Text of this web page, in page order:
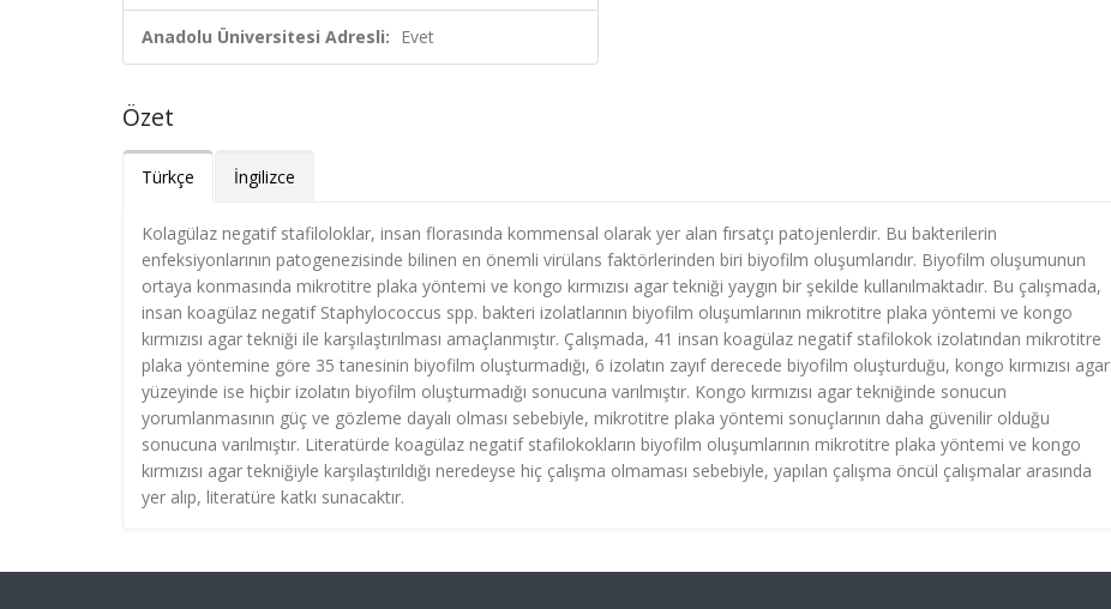
Anadolu Üniversitesi Adresli: Evet
Özet
Türkçe İngilizce
Kolagülaz negatif stafiloloklar, insan florasında kommensal olarak yer alan fırsatçı patojenlerdir. Bu bakterilerin
enfeksiyonlarının patogenezisinde bilinen en önemli virülans faktörlerinden biri biyofilm oluşumlarıdır. Biyofilm oluşumunun
ortaya konmasında mikrotitre plaka yöntemi ve kongo kırmızısı agar tekniği yaygın bir şekilde kullanılmaktadır. Bu çalışmada,
insan koagülaz negatif Staphylococcus spp. bakteri izolatlarının biyofilm oluşumlarının mikrotitre plaka yöntemi ve kongo
kırmızısı agar tekniği ile karşılaştırılması amaçlanmıştır. Çalışmada, 41 insan koagülaz negatif stafilokok izolatından mikrotitre
plaka yöntemine göre 35 tanesinin biyofilm oluşturmadığı, 6 izolatın zayıf derecede biyofilm oluşturduğu, kongo kırmızısı agar
yüzeyinde ise hiçbir izolatın biyofilm oluşturmadığı sonucuna varılmıştır. Kongo kırmızısı agar tekniğinde sonucun
yorumlanmasının güç ve gözleme dayalı olması sebebiyle, mikrotitre plaka yöntemi sonuçlarının daha güvenilir olduğu
sonucuna varılmıştır. Literatürde koagülaz negatif stafilokokların biyofilm oluşumlarının mikrotitre plaka yöntemi ve kongo
kırmızısı agar tekniğiyle karşılaştırıldığı neredeyse hiç çalışma olmaması sebebiyle, yapılan çalışma öncül çalışmalar arasında
yer alıp, literatüre katkı sunacaktır.